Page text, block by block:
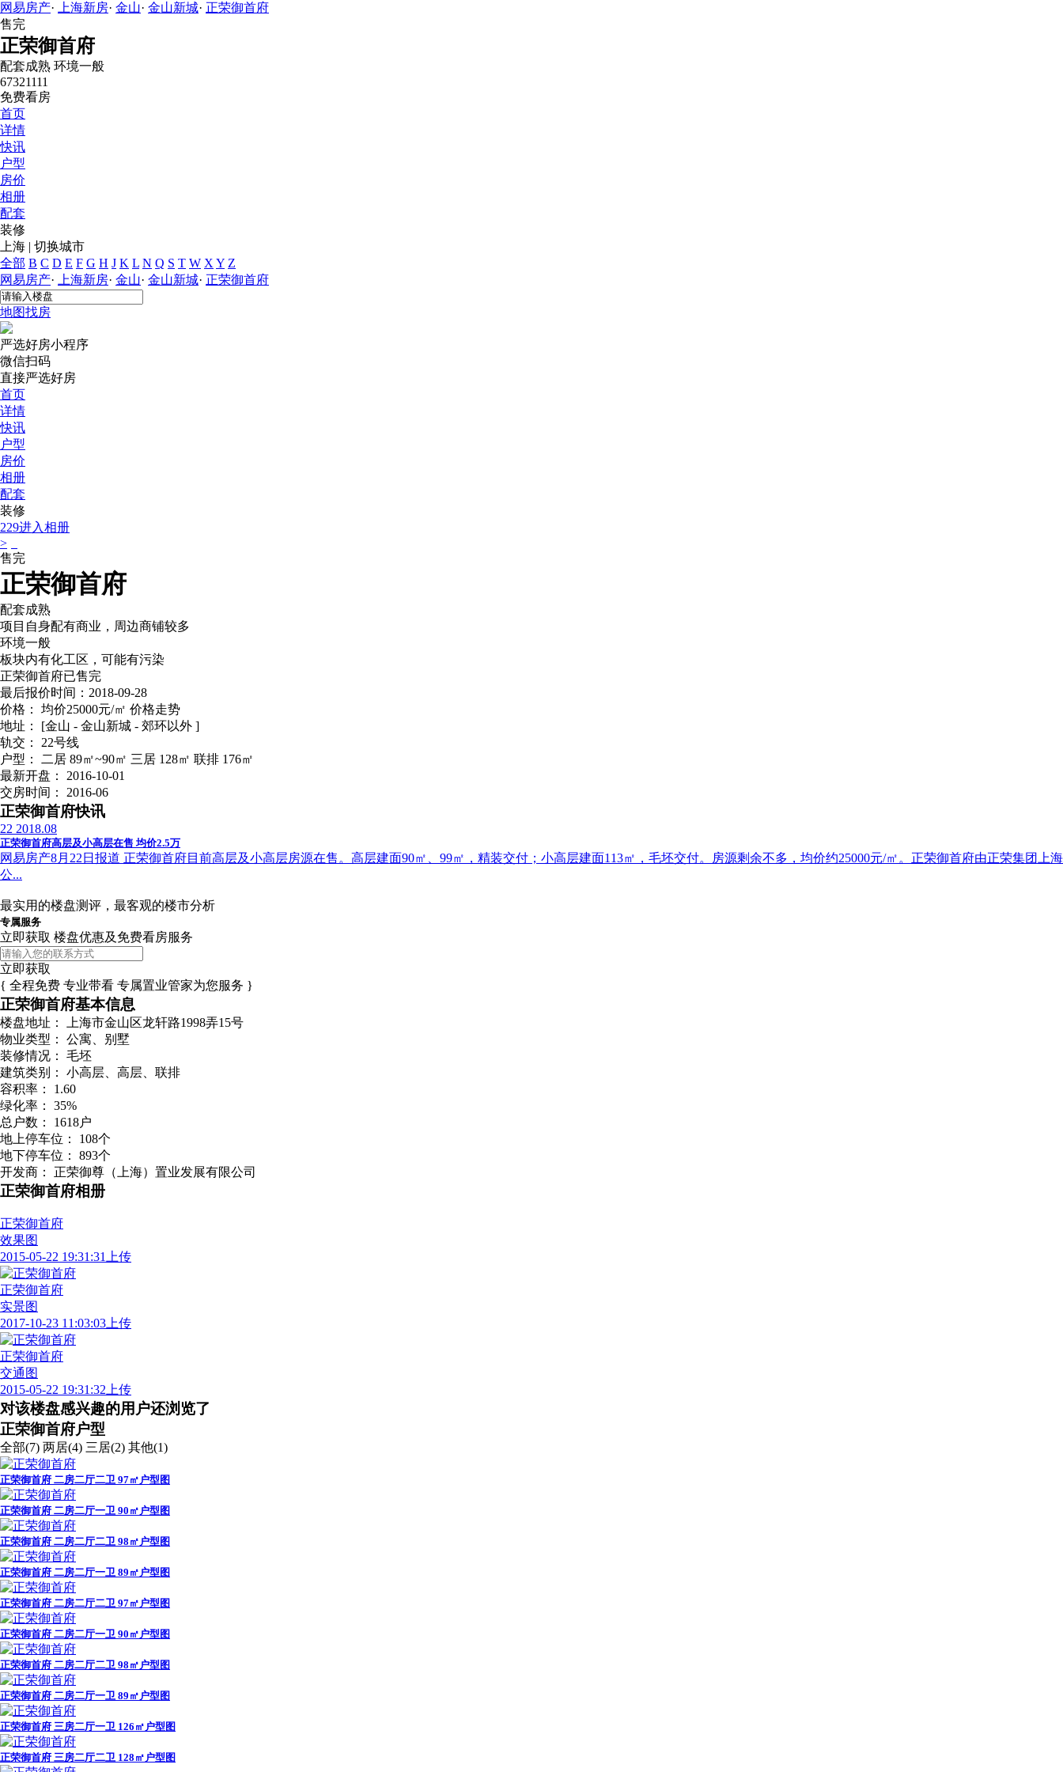
网易房产· 上海新房· 金山· 金山新城· 正荣御首府
售完
正荣御首府
配套成熟 环境一般
67321111
免费看房
首页
详情
快讯
户型
房价
相册
配套
装修
上海 | 切换城市
全部 B C D E F G H J K L N Q S T W X Y Z
网易房产· 上海新房· 金山· 金山新城· 正荣御首府
地图找房
严选好房小程序
微信扫码
直接严选好房
首页
详情
快讯
户型
房价
相册
配套
装修
229进入相册
>
售完
正荣御首府
配套成熟
项目自身配有商业，周边商铺较多
环境一般
板块内有化工区，可能有污染
正荣御首府已售完
最后报价时间：2018-09-28
价格：
均价25000元/㎡ 价格走势
地址：
[金山 - 金山新城 - 郊环以外 ]
轨交：
22号线
户型：
二居 89㎡~90㎡ 三居 128㎡ 联排 176㎡
最新开盘：
2016-10-01
交房时间：
2016-06
正荣御首府快讯
22 2018.08
正荣御首府高层及小高层在售 均价2.5万
网易房产8月22日报道 正荣御首府目前高层及小高层房源在售。高层建面90㎡、99㎡，精装交付；小高层建面113㎡，毛坯交付。房源剩余不多，均价约25000元/㎡。正荣御首府由正荣集团上海
公...
最实用的楼盘测评，最客观的楼市分析
专属服务
立即获取 楼盘优惠及免费看房服务
立即获取
{ 全程免费 专业带看 专属置业管家为您服务 }
正荣御首府基本信息
楼盘地址：
上海市金山区龙轩路1998弄15号
物业类型：
公寓、别墅
装修情况：
毛坯
建筑类别：
小高层、高层、联排
容积率：
1.60
绿化率：
35%
总户数：
1618户
地上停车位：
108个
地下停车位：
893个
开发商：
正荣御尊（上海）置业发展有限公司
正荣御首府相册
正荣御首府
效果图
2015-05-22 19:31:31上传
正荣御首府
实景图
2017-10-23 11:03:03上传
正荣御首府
交通图
2015-05-22 19:31:32上传
对该楼盘感兴趣的用户还浏览了
正荣御首府户型
全部(7) 两居(4) 三居(2) 其他(1)
正荣御首府 二房二厅二卫 97㎡户型图
正荣御首府 二房二厅一卫 90㎡户型图
正荣御首府 二房二厅二卫 98㎡户型图
正荣御首府 二房二厅一卫 89㎡户型图
正荣御首府 二房二厅二卫 97㎡户型图
正荣御首府 二房二厅一卫 90㎡户型图
正荣御首府 二房二厅二卫 98㎡户型图
正荣御首府 二房二厅一卫 89㎡户型图
正荣御首府 三房二厅一卫 126㎡户型图
正荣御首府 三房二厅二卫 128㎡户型图